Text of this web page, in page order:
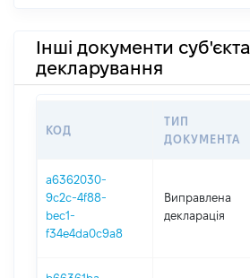
Інші документи суб'єкта
декларування
КОД
ТИП
ДОКУМЕНТА
a6362030-
9c2c-4f88-
bec1-
f34e4da0c9a8
Виправлена
декларація